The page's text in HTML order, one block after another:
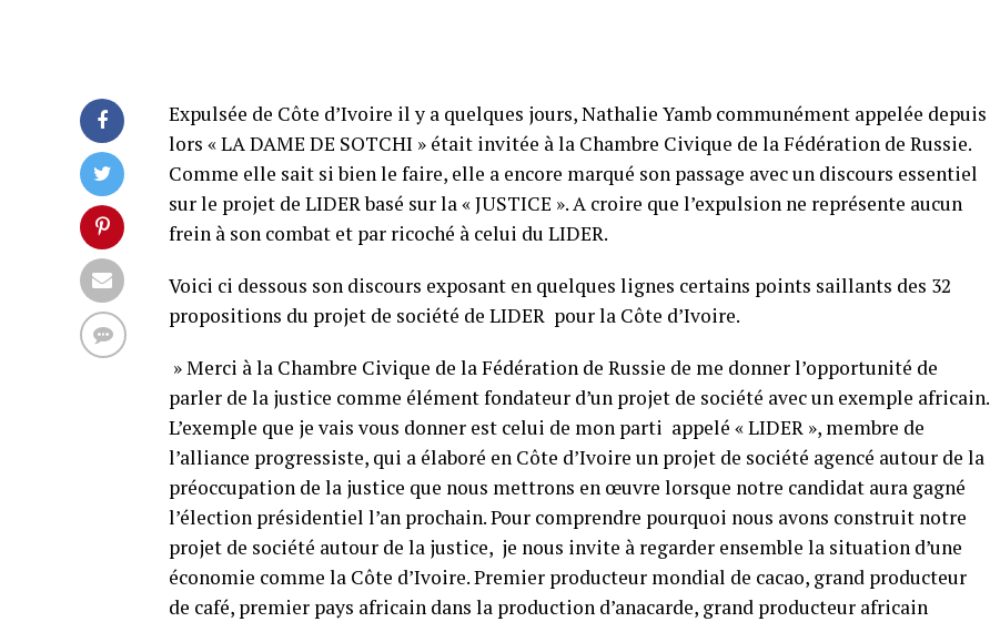
Expulsée de Côte d’Ivoire il y a quelques jours, Nathalie Yamb communément appelée depuis
lors « LA DAME DE SOTCHI » était invitée à la Chambre Civique de la Fédération de Russie.
Comme elle sait si bien le faire, elle a encore marqué son passage avec un discours essentiel
sur le projet de LIDER basé sur la « JUSTICE ». A croire que l’expulsion ne représente aucun
frein à son combat et par ricoché à celui du LIDER.
Voici ci dessous son discours exposant en quelques lignes certains points saillants des 32
propositions du projet de société de LIDER pour la Côte d’Ivoire.
» Merci à la Chambre Civique de la Fédération de Russie de me donner l’opportunité de
parler de la justice comme élément fondateur d’un projet de société avec un exemple africain.
L’exemple que je vais vous donner est celui de mon parti appelé « LIDER », membre de
l’alliance progressiste, qui a élaboré en Côte d’Ivoire un projet de société agencé autour de la
préoccupation de la justice que nous mettrons en œuvre lorsque notre candidat aura gagné
l’élection présidentiel l’an prochain. Pour comprendre pourquoi nous avons construit notre
projet de société autour de la justice, je nous invite à regarder ensemble la situation d’une
économie comme la Côte d’Ivoire. Premier producteur mondial de cacao, grand producteur
de café, premier pays africain dans la production d’anacarde, grand producteur africain